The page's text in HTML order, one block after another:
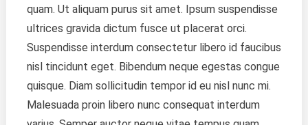
quam. Ut aliquam purus sit amet. Ipsum suspendisse
ultrices gravida dictum fusce ut placerat orci.
Suspendisse interdum consectetur libero id faucibus
nisl tincidunt eget. Bibendum neque egestas congue
quisque. Diam sollicitudin tempor id eu nisl nunc mi.
Malesuada proin libero nunc consequat interdum